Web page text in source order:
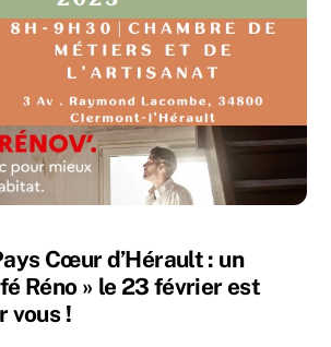
Cœur d’Hérault : un
Réno » le 23 février est
vous !